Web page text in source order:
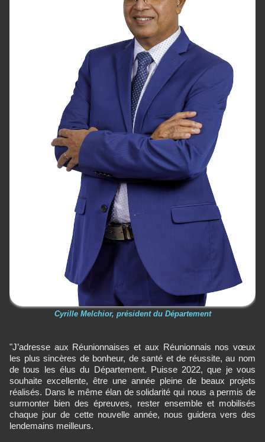
Cyrille Melchior, président du Département
"J’adresse aux Réunionnaises et aux Réunionnais nos vœux
les plus sincères de bonheur, de santé et de réussite, au nom
de tous les élus du Département. Puisse 2022, que je vous
souhaite excellente, être une année pleine de beaux projets
réalisés. Dans le même élan de solidarité qui nous a permis de
surmonter bien des épreuves, rester ensemble et mobilisés
chaque jour de cette nouvelle année, nous guidera vers des
lendemains meilleurs.